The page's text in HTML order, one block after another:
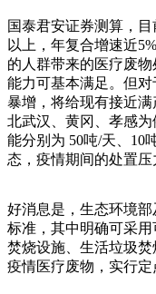
国泰君安证券测算，
以上，年复合增速近
的人群带来的医疗废
能力可基本满足。但
暴增，将给现有接近
北武汉、黄冈、孝感
能分别为 50吨/天、10
态，疫情期间的处置压
好消息是，生态环境
标准，其中明确可采
焚烧设施、生活垃圾
疫情医疗废物，实行定